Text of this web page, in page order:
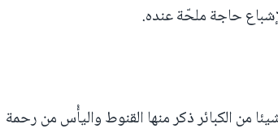
حاجة ملحّة عنده.
من الكبائر ذكر منها القنوط واليأْس من رحمة